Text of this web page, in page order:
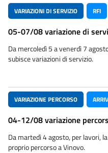
VARIAZIONI DI SERVIZIO RFI
05-07/08 variazione di
Da mercoledì 5 a venerdì 7
subisce variazioni di servizio.
VARIAZIONE PERCORSO
04-12/08 variazione
Da martedì 4 agosto, per lavori,
proprio percorso a Vinovo.